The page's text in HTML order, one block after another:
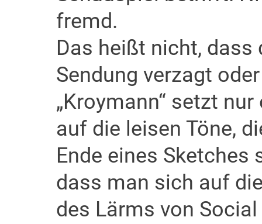
fremd.
Das heißt nicht,
Sendung verzagt
„Kroymann“ setzt
auf die leisen Töne,
Ende eines Sketches
dass man sich auf
des Lärms von